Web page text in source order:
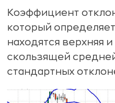
Коэффициент
который
находятся верхняя
скользящей
стандартных